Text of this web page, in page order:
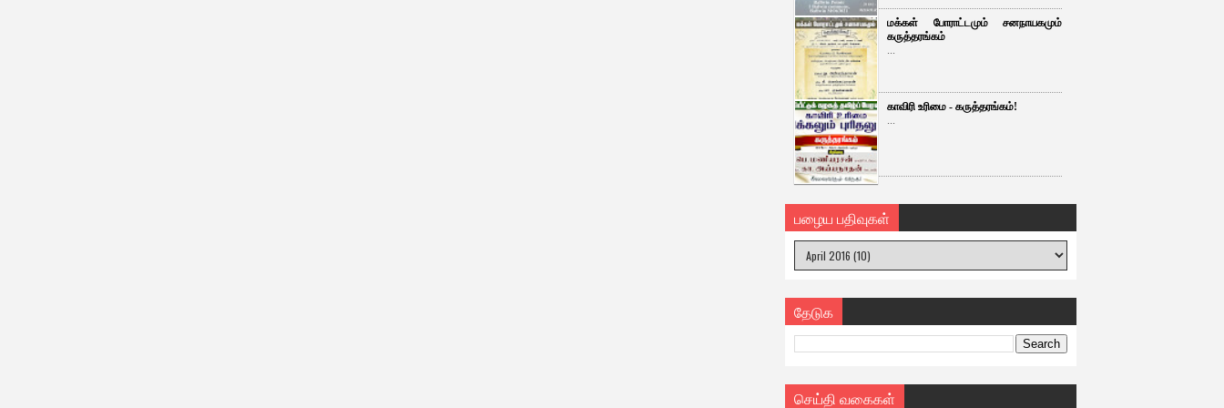
மக்கள் போராட்டமும் சனநாயகமும்
கருத்தரங்கம்
...
காவிரி உரிமை - கருத்தரங்கம்!
...
பழைய பதிவுகள்
தேடுக
செய்தி வகைகள்